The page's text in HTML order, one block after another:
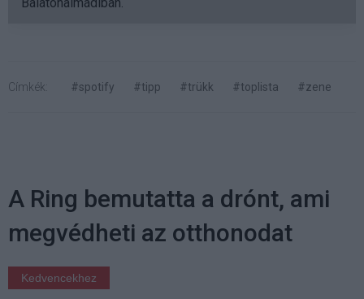
Balatonalmádiban.
Címkék: #spotify #tipp #trükk #toplista #zene
A Ring bemutatta a drónt, ami
megvédheti az otthonodat
Kedvencekhez